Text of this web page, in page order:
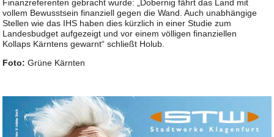
Finanzreferenten gebracht wurde: „Dobernig fährt das Land mit
vollem Bewusstsein finanziell gegen die Wand. Auch unabhängige
Stellen wie das IHS haben dies kürzlich in einer Studie zum
Landesbudget aufgezeigt und vor einem völligen finanziellen
Kollaps Kärntens gewarnt“ schließt Holub.
Foto: Grüne Kärnten